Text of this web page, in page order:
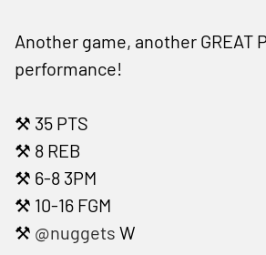
Another game, another GREAT
performance!
⚒️ 35 PTS
⚒️ 8 REB
⚒️ 6-8 3PM
⚒️ 10-16 FGM
⚒️ @nuggets W